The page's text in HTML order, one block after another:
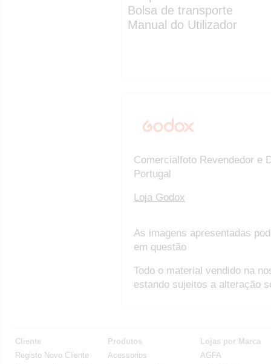
Bolsa de transporte
Manual do Utilizador
Comercialfoto Revendedor e
Portugal
Loja Godox
As imagens apresentadas
em questão
Todo o material vendido na
estando sujeitos a alteração
Cliente
Registo Novo Cliente
Produtos
Acessorios
Lojas por Marca
AGFA